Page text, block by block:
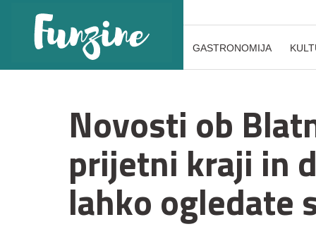
GASTRONOMIJA
Novosti ob
prijetni kraji in
lahko ogledate